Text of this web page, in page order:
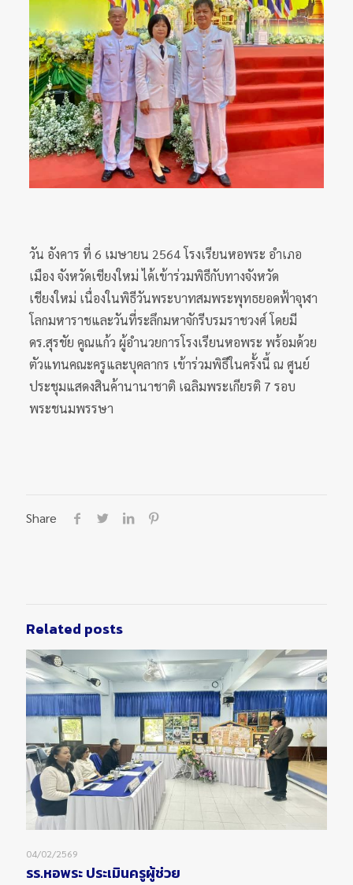
วัน อังคาร ที่ 6 เมษายน 2564 โรงเรียนหอพระ อำเภอ
เมือง จังหวัดเชียงใหม่ ได้เข้าร่วมพิธีกับทางจังหวัด
เชียงใหม่ เนื่องในพิธีวันพระบาทสมพระพุทธยอดฟ้าจุฬา
โลกมหาราชและวันที่ระลึกมหาจักรีบรมราชวงศ์ โดยมี
ดร.สุรชัย คูณแก้ว ผู้อำนวยการโรงเรียนหอพระ พร้อมด้วย
ตัวแทนคณะครูและบุคลากร เข้าร่วมพิธีในครั้งนี้ ณ ศูนย์
ประชุมแสดงสินค้านานาชาติ เฉลิมพระเกียรติ 7 รอบ
พระชนมพรรษา
Share
Related posts
04/02/2569
รร.หอพระ ประเมินครูผู้ช่วย